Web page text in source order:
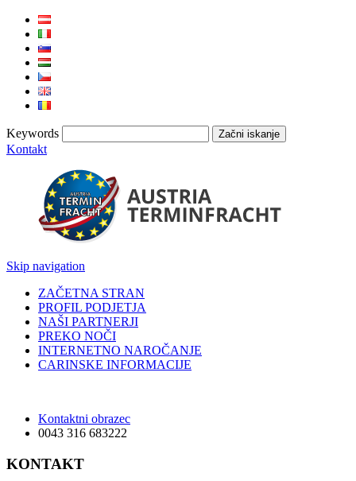
Keywords
Kontakt
Skip navigation
ZAČETNA STRAN
PROFIL PODJETJA
NAŠI PARTNERJI
PREKO NOČI
INTERNETNO NAROČANJE
CARINSKE INFORMACIJE
Kontaktni obrazec
0043 316 683222
KONTAKT